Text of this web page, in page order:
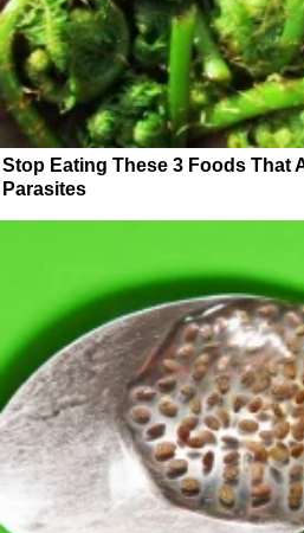
Stop Eating These 3 Foods That
Parasites